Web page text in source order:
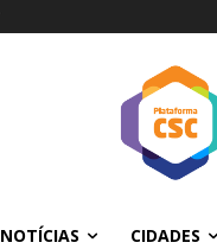
NOTÍCIAS CIDADES